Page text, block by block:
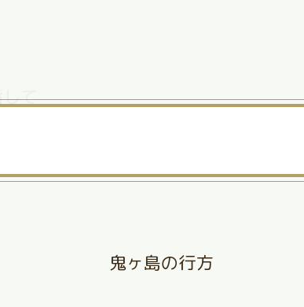
鬼ヶ島の行方